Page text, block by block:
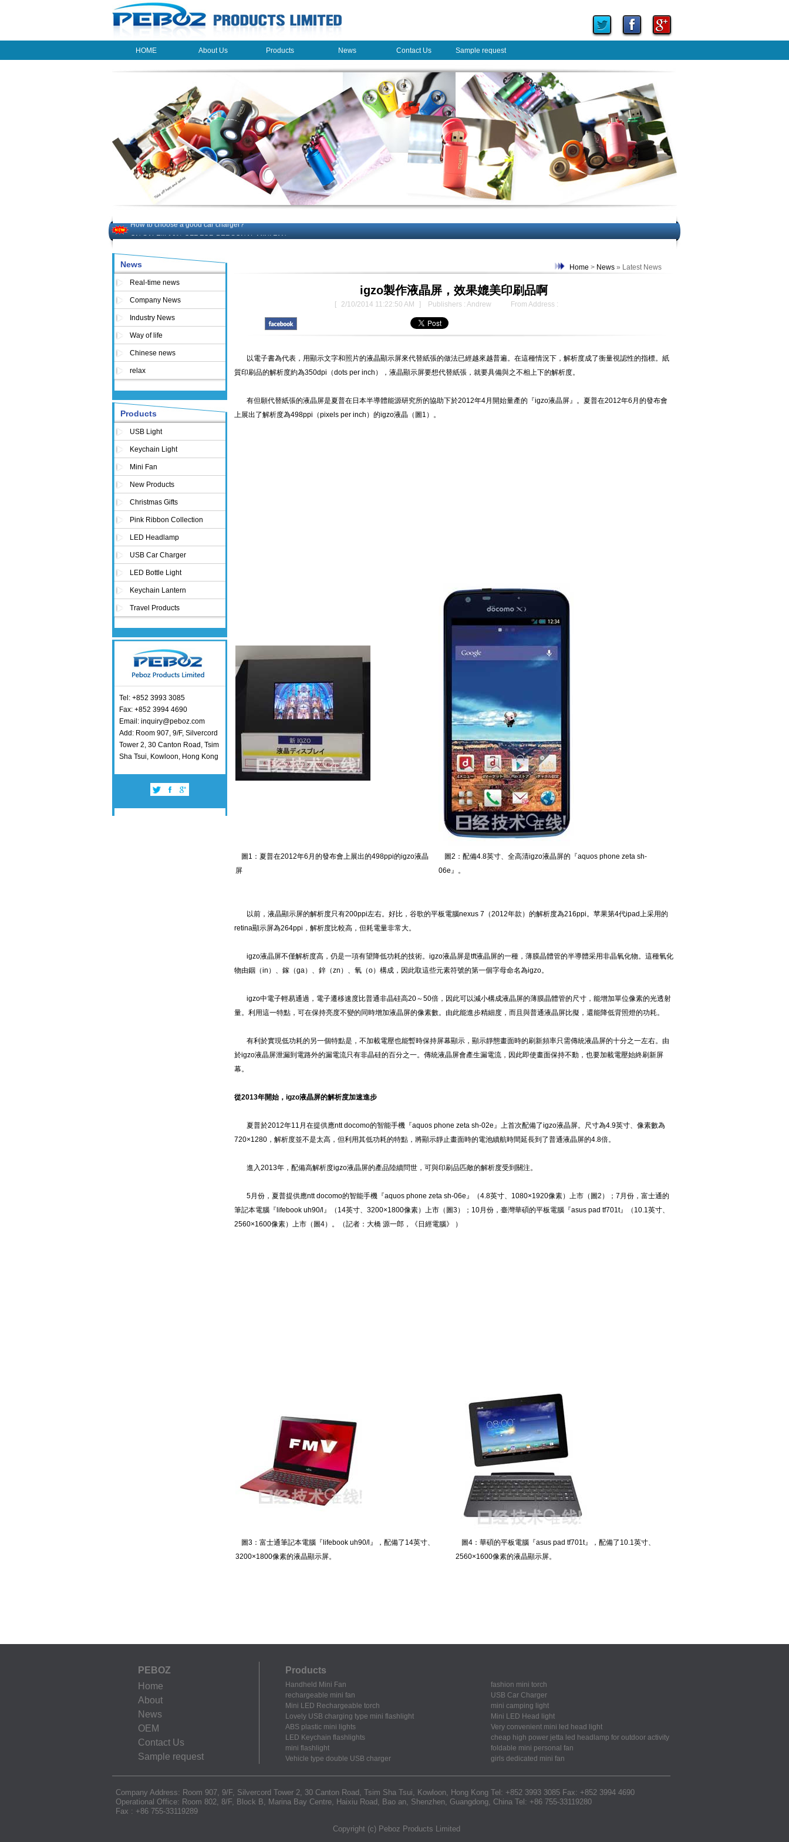
HOME About Us
About Us
Products News
News
Contact Us
Contact Us
Sample request
Sample request
The beauty of the light - USB Rechargeable Light
LED keychain light - Good times
ON SALE!!! 10% OFF FOR PERSONAL MINI FAN
News
Real-time news
Company News
Industry News
Way of life
Chinese news
relax
Products
USB Light
Keychain Light
Mini Fan
New Products
Christmas Gifts
Pink Ribbon Collection
LED Headlamp
USB Car Charger
LED Bottle Light
Keychain Lantern
Travel Products
Tel: +852 3993 3085
Fax: +852 3994 4690
Email: inquiry@peboz.com
Add: Room 907, 9/F, Silvercord
Tower 2, 30 Canton Road, Tsim
Sha Tsui, Kowloon, Hong Kong
Home > News » Latest News
igzo製作液晶屏，效果媲美印刷品啊
[ 2/10/2014 11:22:50 AM ] Publishers : Andrew From Address :
以電子書為代表，用顯示文字和照片的液晶顯示屏來代替紙張的做法已經越來越普遍。在這種情況下，解析度成了衡量視認性的指標。紙
質印刷品的解析度約為350dpi（dots per inch），液晶顯示屏要想代替紙張，就要具備與之不相上下的解析度。
有但願代替紙張的液晶屏是夏普在日本半導體能源研究所的協助下於2012年4月開始量產的『igzo液晶屏』。夏普在2012年6月的發布會
上展出了解析度為498ppi（pixels per inch）的igzo液晶（圖1）。
圖1：夏普在2012年6月的發布會上展出的498ppi的igzo液晶
屏
圖2：配備4.8英寸、全高清igzo液晶屏的『aquos phone zeta sh-
06e』。
以前，液晶顯示屏的解析度只有200ppi左右。好比，谷歌的平板電腦nexus 7（2012年款）的解析度為216ppi。苹果第4代ipad上采用的
retina顯示屏為264ppi，解析度比較高，但耗電量非常大。
igzo液晶屏不僅解析度高，仍是一項有望降低功耗的技術。igzo液晶屏是tft液晶屏的一種，薄膜晶體管的半導體采用非晶氧化物。這種氧化
物由銦（in）、鎵（ga）、鋅（zn）、氧（o）構成，因此取這些元素符號的第一個字母命名為igzo。
igzo中電子輕易通過，電子遷移速度比普通非晶硅高20～50倍，因此可以減小構成液晶屏的薄膜晶體管的尺寸，能增加單位像素的光透射
量。利用這一特點，可在保持亮度不變的同時增加液晶屏的像素數。由此能進步精細度，而且與普通液晶屏比擬，還能降低背照燈的功耗。
有利於實現低功耗的另一個特點是，不加載電壓也能暫時保持屏幕顯示，顯示靜態畫面時的刷新頻率只需傳統液晶屏的十分之一左右。由
於igzo液晶屏泄漏到電路外的漏電流只有非晶硅的百分之一。傳統液晶屏會產生漏電流，因此即使畫面保持不動，也要加載電壓始終刷新屏
幕。
從2013年開始，igzo液晶屏的解析度加速進步
夏普於2012年11月在提供應ntt docomo的智能手機『aquos phone zeta sh-02e』上首次配備了igzo液晶屏。尺寸為4.9英寸、像素數為
720×1280，解析度並不是太高，但利用其低功耗的特點，將顯示靜止畫面時的電池續航時間延長到了普通液晶屏的4.8倍。
進入2013年，配備高解析度igzo液晶屏的產品陸續問世，可與印刷品匹敵的解析度受到關注。
5月份，夏普提供應ntt docomo的智能手機『aquos phone zeta sh-06e』（4.8英寸、1080×1920像素）上市（圖2）；7月份，富士通的
筆記本電腦『lifebook uh90/l』（14英寸、3200×1800像素）上市（圖3）；10月份，臺灣華碩的平板電腦『asus pad tf701t』（10.1英寸、
2560×1600像素）上市（圖4）。（記者：大橋 源一郎，《日經電腦》 ）
圖3：富士通筆記本電腦『lifebook uh90/l』，配備了14英寸、
3200×1800像素的液晶顯示屏。
圖4：華碩的平板電腦『asus pad tf701t』，配備了10.1英寸、
2560×1600像素的液晶顯示屏。
PEBOZ
Home
About
News
OEM
Contact Us
Sample request
Products
Handheld Mini Fan
rechargeable mini fan
Mini LED Rechargeable torch
Lovely USB charging type mini flashlight
ABS plastic mini lights
LED Keychain flashlights
mini flashlight
Vehicle type double USB charger
fashion mini torch
USB Car Charger
mini camping light
Mini LED Head light
Very convenient mini led head light
cheap high power jetta led headlamp for outdoor activity
foldable mini personal fan
girls dedicated mini fan
Company Address: Room 907, 9/F, Silvercord Tower 2, 30 Canton Road, Tsim Sha Tsui, Kowloon, Hong Kong Tel: +852 3993 3085 Fax: +852 3994 4690
Operational Office: Room 802, 8/F, Block B, Marina Bay Centre, Haixiu Road, Bao an, Shenzhen, Guangdong, China Tel: +86 755-33119280
Fax : +86 755-33119289
Copyright (c) Peboz Products Limited